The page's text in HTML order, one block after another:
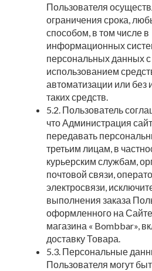
Пользователя
ограничения срока,
способом, в том числе в
информационных
персональных данных с
использованием
автоматизации или без
таких средств.
5.2. Пользователь
что Администрация
передавать
третьим лицам, в
курьерским службам,
почтовой связи,
электросвязи,
выполнения заказа
оформленного на
магазина « Bombbar»,
доставку Товара.
5.3. Персональные
Пользователя могут